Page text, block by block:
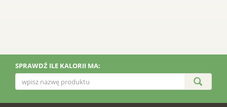
SPRAWDŹ ILE KALORII MA: